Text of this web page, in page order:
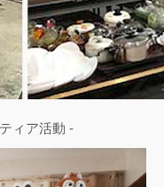
ィア活動 -